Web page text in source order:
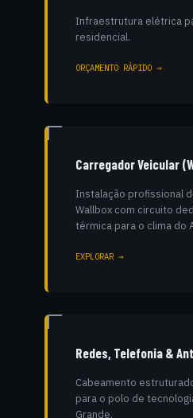
Infraestrutura elétrica
residencial.
ORÇAMENTO RÁPIDO →
Carregador Veicular
Instalação profissional
Wallbox com circuito
térmica para o clima do
EXPLORAR →
Redes, Telefonia &
Cabeamento
para o polo de
Grande.